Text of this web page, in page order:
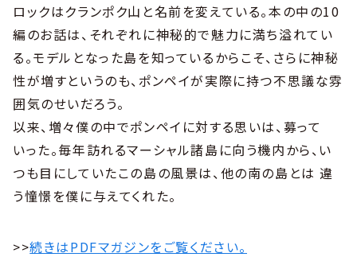
ロックはクランポク山と名前を変えている。本の中の10
編のお話は、それぞれに神秘的で魅力に満ち溢れてい
る。モデルとなった島を知っているからこそ、さらに神秘
性が増すというのも、ポンペイが実際に持つ不思議な雰
囲気のせいだろう。
以来、増々僕の中でポンペイに対する思いは、募って
いった。毎年訪れるマーシャル諸島に向う機内から、い
つも目にしていたこの島の風景は、他の南の島とは 違
う憧憬を僕に与えてくれた。
>>続きはPDFマガジンをご覧ください。